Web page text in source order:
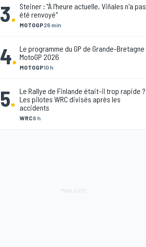
3. MOTOGP26 min
Steiner : "À l'heure actuelle, Viñales n'a pas
été renvoyé"
4. MOTOGP10 h
Le programme du GP de Grande-Bretagne
MotoGP 2026
5.
WRC6 h
Le Rallye de Finlande était-il trop rapide ?
Les pilotes WRC divisés après les
accidents